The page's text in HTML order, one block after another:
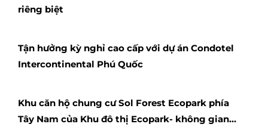
riêng biệt
Tận hưởng kỳ nghỉ cao cấp với dự án Condotel
Intercontinental Phú Quốc
Khu căn hộ chung cư Sol Forest Ecopark phía
Tây Nam của Khu đô thị Ecopark- không gian